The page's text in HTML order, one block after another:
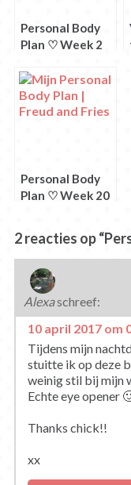
Personal Body
Plan ♡ Week 2
Personal Body
Plan ♡ Week 20
2 reacties op
Alexaschreef:
10 april 2017 om
Tijdens mijn
stuitte ik op deze
weinig stil bij mijn
Echte eye opener
Thanks chick!!
xx